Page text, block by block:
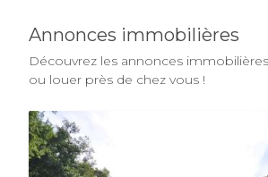
Annonces immobilières
Découvrez les annonces
ou louer près de chez vous !